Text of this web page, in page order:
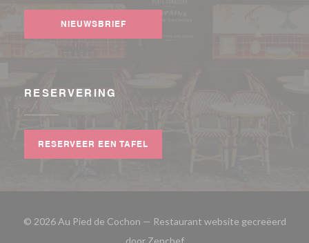
NIEUWSBRIEF
RESERVERING
RESERVEER EEN TAFEL
© 2026 Au Pied de Cochon — Restaurant website gecreëerd
door Zenchef((opent in een nieuw